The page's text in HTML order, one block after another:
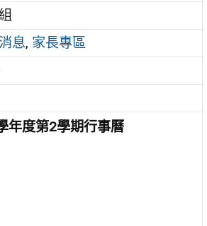
息, 家長專區
年度第2學期行事曆